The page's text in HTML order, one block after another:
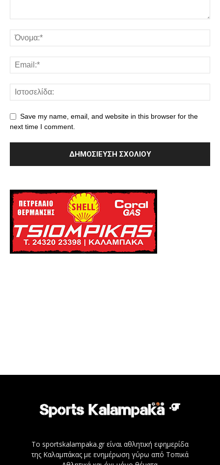
Save my name, email, and website in this browser for the
next time I comment.
Το sportskalampaka.gr είναι αθλητική εφημερίδα
της Καλαμπάκας με ενημέρωση γύρω από Τοπικά